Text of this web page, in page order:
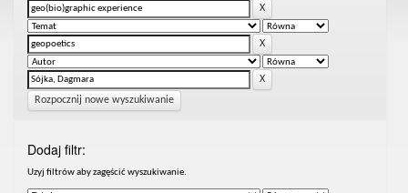
Rozpocznij nowe wyszukiwanie
Dodaj filtr:
Uzyj filtrów aby zagęścić wyszukiwanie.